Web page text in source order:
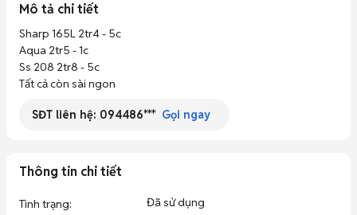
Mô tả chi tiết
Sharp 165L 2tr4 - 5c
Aqua 2tr5 - 1c
Ss 208 2tr8 - 5c
Tất cả còn sài ngon
SĐT liên hệ: 094486*** Gọi ngay
Thông tin chi tiết
Tình trạng: Đã sử dụng